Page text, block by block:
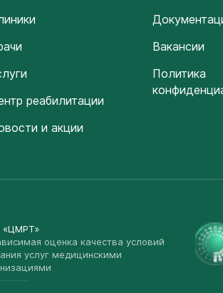
реабилитации
и акции
Вакансии
Политика
оценка качества условий
услуг медицинскими